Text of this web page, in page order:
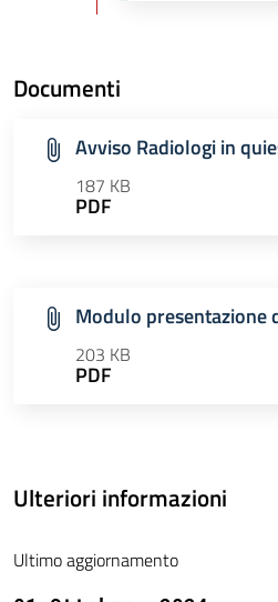
Documenti
Avviso Radiologi in
187 KB
PDF
Modulo presentazione
203 KB
PDF
Ulteriori informazioni
Ultimo aggiornamento